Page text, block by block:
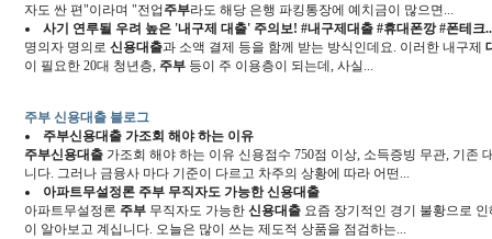
자도 싼 편"이라며 "전업 주부라도 해당 은행 파킹통장에 예치금이 많으면...
사기 연루될 우려 높은 '내구제대출' 주의보! #내구제대출 #휴대폰깡 #폰테크
명의자 명의로신용대출과 소액 결제 등을 함께 받는 방식인데요. 이러한 내구제
이 필요한 20대 청년층, 주부 등이 주 이용층이 되는데, 사실...
주부 신용대출 블로그
주부신용대출 가조회 해야 하는 이유
주부신용대출 가조회 해야 하는 이유 신용점수 750점 이상, 소득증빙 무관, 기존
니다. 그러나 금융사 마다 기준이 다르고 차주의 상황에 따라 어떤...
아파트무설정론 주부 무직자도 가능한신용대출
아파트무설정론 주부 무직자도 가능한신용대출 요즘 장기적인 경기 불황으로
이 알아보고 계십니다. 오늘은 많이 쓰는 제도적 상품을 점검하는...